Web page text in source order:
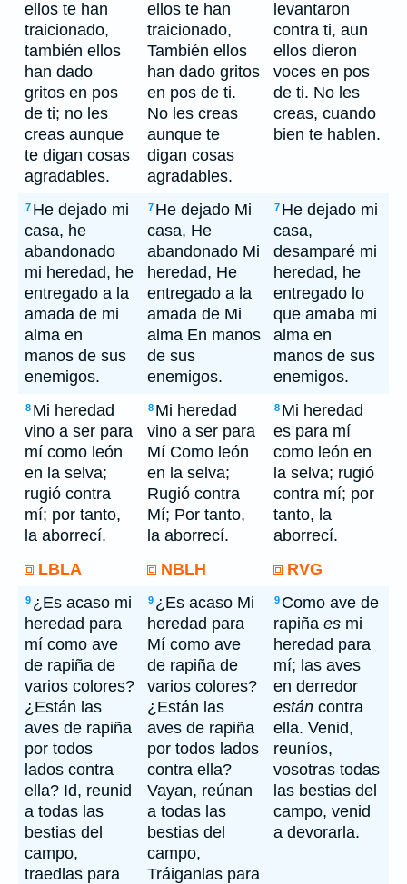
ellos te han
traicionado,
también ellos
han dado
gritos en pos
de ti; no les
creas aunque
te digan cosas
agradables.
ellos te han
traicionado,
También ellos
han dado gritos
en pos de ti.
No les creas
aunque te
digan cosas
agradables.
levantaron
contra ti, aun
ellos dieron
voces en pos
de ti. No les
creas, cuando
bien te hablen.
7 He dejado mi
casa, he
abandonado
mi heredad, he
entregado a la
amada de mi
alma en
manos de sus
enemigos.
7 He dejado Mi
casa, He
abandonado Mi
heredad, He
entregado a la
amada de Mi
alma En manos
de sus
enemigos.
7 He dejado mi
casa,
desamparé mi
heredad, he
entregado lo
que amaba mi
alma en
manos de sus
enemigos.
8 Mi heredad
vino a ser para
mí como león
en la selva;
rugió contra
mí; por tanto,
la aborrecí.
8 Mi heredad
vino a ser para
Mí Como león
en la selva;
Rugió contra
Mí; Por tanto,
la aborrecí.
8 Mi heredad
es para mí
como león en
la selva; rugió
contra mí; por
tanto, la
aborrecí.
LBLA
NBLH RVG
9 ¿Es acaso mi
heredad para
mí como ave
de rapiña de
varios colores?
¿Están las
aves de rapiña
por todos
lados contra
ella? Id, reunid
a todas las
bestias del
campo,
traedlas para
9 ¿Es acaso Mi
heredad para
Mí como ave
de rapiña de
varios colores?
¿Están las
aves de rapiña
por todos lados
contra ella?
Vayan, reúnan
a todas las
bestias del
campo,
Tráiganlas para
9 Como ave de
rapiña es mi
heredad para
mí; las aves
en derredor
están contra
ella. Venid,
reuníos,
vosotras todas
las bestias del
campo, venid
a devorarla.